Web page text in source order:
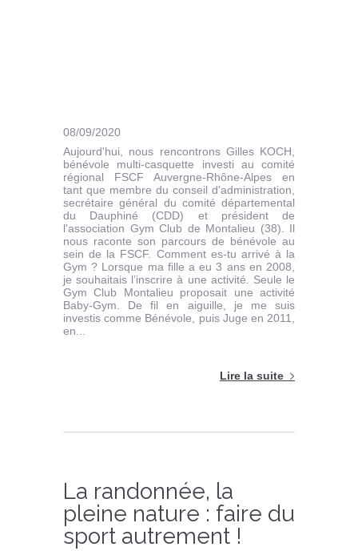
08/09/2020
Aujourd'hui, nous rencontrons Gilles KOCH,
bénévole multi-casquette investi au comité
régional FSCF Auvergne-Rhône-Alpes en
tant que membre du conseil d'administration,
secrétaire général du comité départemental
du Dauphiné (CDD) et président de
l'association Gym Club de Montalieu (38). Il
nous raconte son parcours de bénévole au
sein de la FSCF. Comment es-tu arrivé à la
Gym ? Lorsque ma fille a eu 3 ans en 2008,
je souhaitais l’inscrire à une activité. Seule le
Gym Club Montalieu proposait une activité
Baby-Gym. De fil en aiguille, je me suis
investis comme Bénévole, puis Juge en 2011,
en...
Lire la suite
La randonnée, la
pleine nature : faire du
sport autrement !